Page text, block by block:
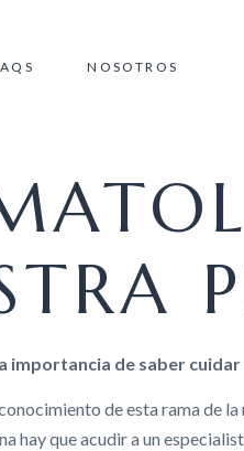
NOSOTROS
importancia de saber cuidar
de esta rama de
hay que acudir a un